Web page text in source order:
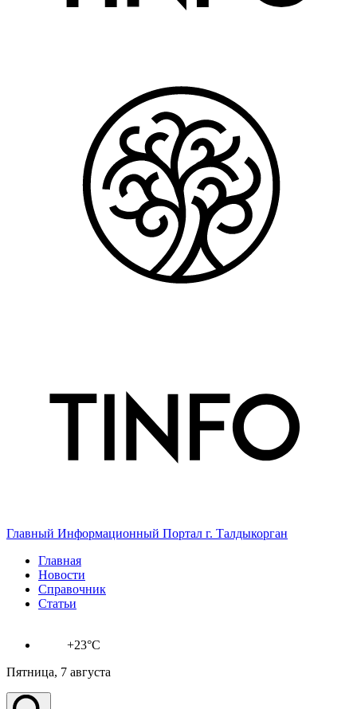
Главный Информационный Портал г. Талдыкорган
Главная
Новости
Справочник
Статьи
+23°C
Пятница, 7 августа